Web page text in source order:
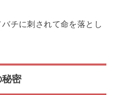
チに刺されて命を落とし
密